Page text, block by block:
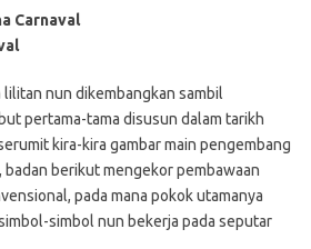
Carnaval
lilitan nun dikembangkan sambil
pertama-tama disusun dalam tarikh
kira-kira gambar main pengembang
badan berikut mengekor pembawaan
pada mana pokok utamanya
simbol nun bekerja pada seputar